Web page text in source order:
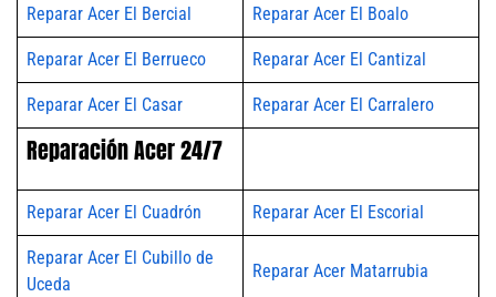
Reparar Acer El Bercial Reparar Acer El Boalo
Reparar Acer El Berrueco Reparar Acer El Cantizal
Reparar Acer El Casar Reparar Acer El Carralero
Reparación Acer 24/7
Reparar Acer El Cuadrón Reparar Acer El Escorial
Reparar Acer El Cubillo de
Uceda
Reparar Acer Matarrubia